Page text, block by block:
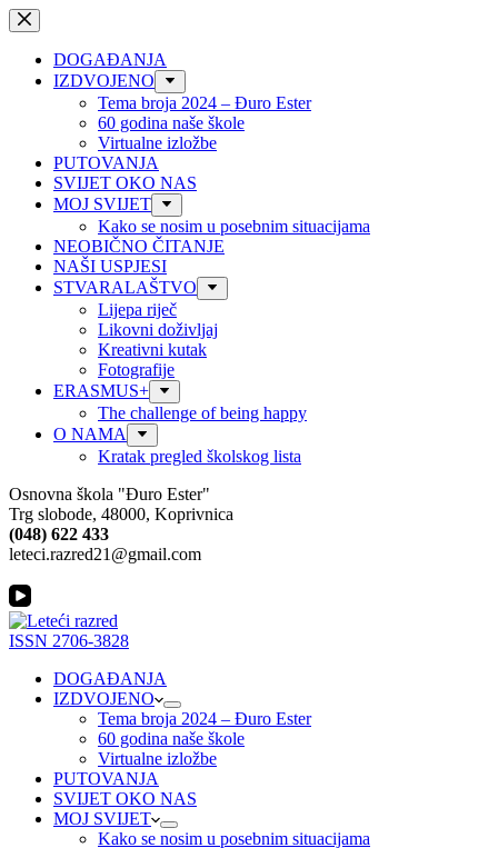
Preskoči
na
sadržajDOGAĐANJA
IZDVOJENO
Tema broja 2024 – Đuro Ester
60 godina naše škole
Virtualne izložbe
PUTOVANJA
SVIJET OKO NAS
MOJ SVIJET
Kako se nosim u posebnim situacijama
NEOBIČNO ČITANJE
NAŠI USPJESI
STVARALAŠTVO
Lijepa riječ
Likovni doživljaj
Kreativni kutak
Fotografije
ERASMUS+
The challenge of being happy
O NAMA
Kratak pregled školskog lista
Osnovna škola "Đuro Ester"
Trg slobode, 48000, Koprivnica
(048) 622 433
leteci.razred21@gmail.com
ISSN 2706-3828
DOGAĐANJA
IZDVOJENO
Tema broja 2024 – Đuro Ester
60 godina naše škole
Virtualne izložbe
PUTOVANJA
SVIJET OKO NAS
MOJ SVIJET
Kako se nosim u posebnim situacijama